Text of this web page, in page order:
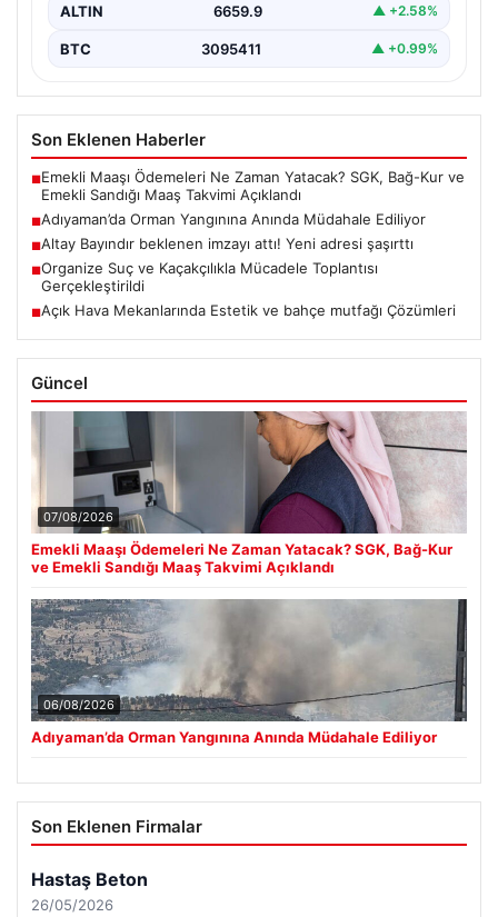
ALTIN 6659.9 ▲ +2.58%
BTC 3095411 ▲ +0.99%
Son Eklenen Haberler
■Emekli Maaşı Ödemeleri Ne Zaman Yatacak? SGK, Bağ-Kur ve
Emekli Sandığı Maaş Takvimi Açıklandı
■Adıyaman’da Orman Yangınına Anında Müdahale Ediliyor
■Altay Bayındır beklenen imzayı attı! Yeni adresi şaşırttı
■Organize Suç ve Kaçakçılıkla Mücadele Toplantısı
Gerçekleştirildi
■Açık Hava Mekanlarında Estetik ve bahçe mutfağı Çözümleri
Güncel
07/08/2026
Emekli Maaşı Ödemeleri Ne Zaman Yatacak? SGK, Bağ-Kur
ve Emekli Sandığı Maaş Takvimi Açıklandı
06/08/2026
Adıyaman’da Orman Yangınına Anında Müdahale Ediliyor
Son Eklenen Firmalar
Hastaş Beton
26/05/2026